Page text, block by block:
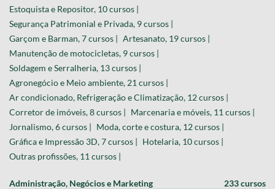
Estoquista e Repositor, 10 cursos |
Segurança Patrimonial e Privada, 9 cursos |
Garçom e Barman, 7 cursos | Artesanato, 19 cursos |
Manutenção de motocicletas, 9 cursos |
Soldagem e Serralheria, 13 cursos |
Agronegócio e Meio ambiente, 21 cursos |
Ar condicionado, Refrigeração e Climatização, 12 cursos |
Corretor de imóveis, 8 cursos | Marcenaria e móveis, 11 cursos |
Jornalismo, 6 cursos | Moda, corte e costura, 12 cursos |
Gráfica e Impressão 3D, 7 cursos | Hotelaria, 10 cursos |
Outras profissões, 11 cursos |
Administração, Negócios e Marketing 233 cursos